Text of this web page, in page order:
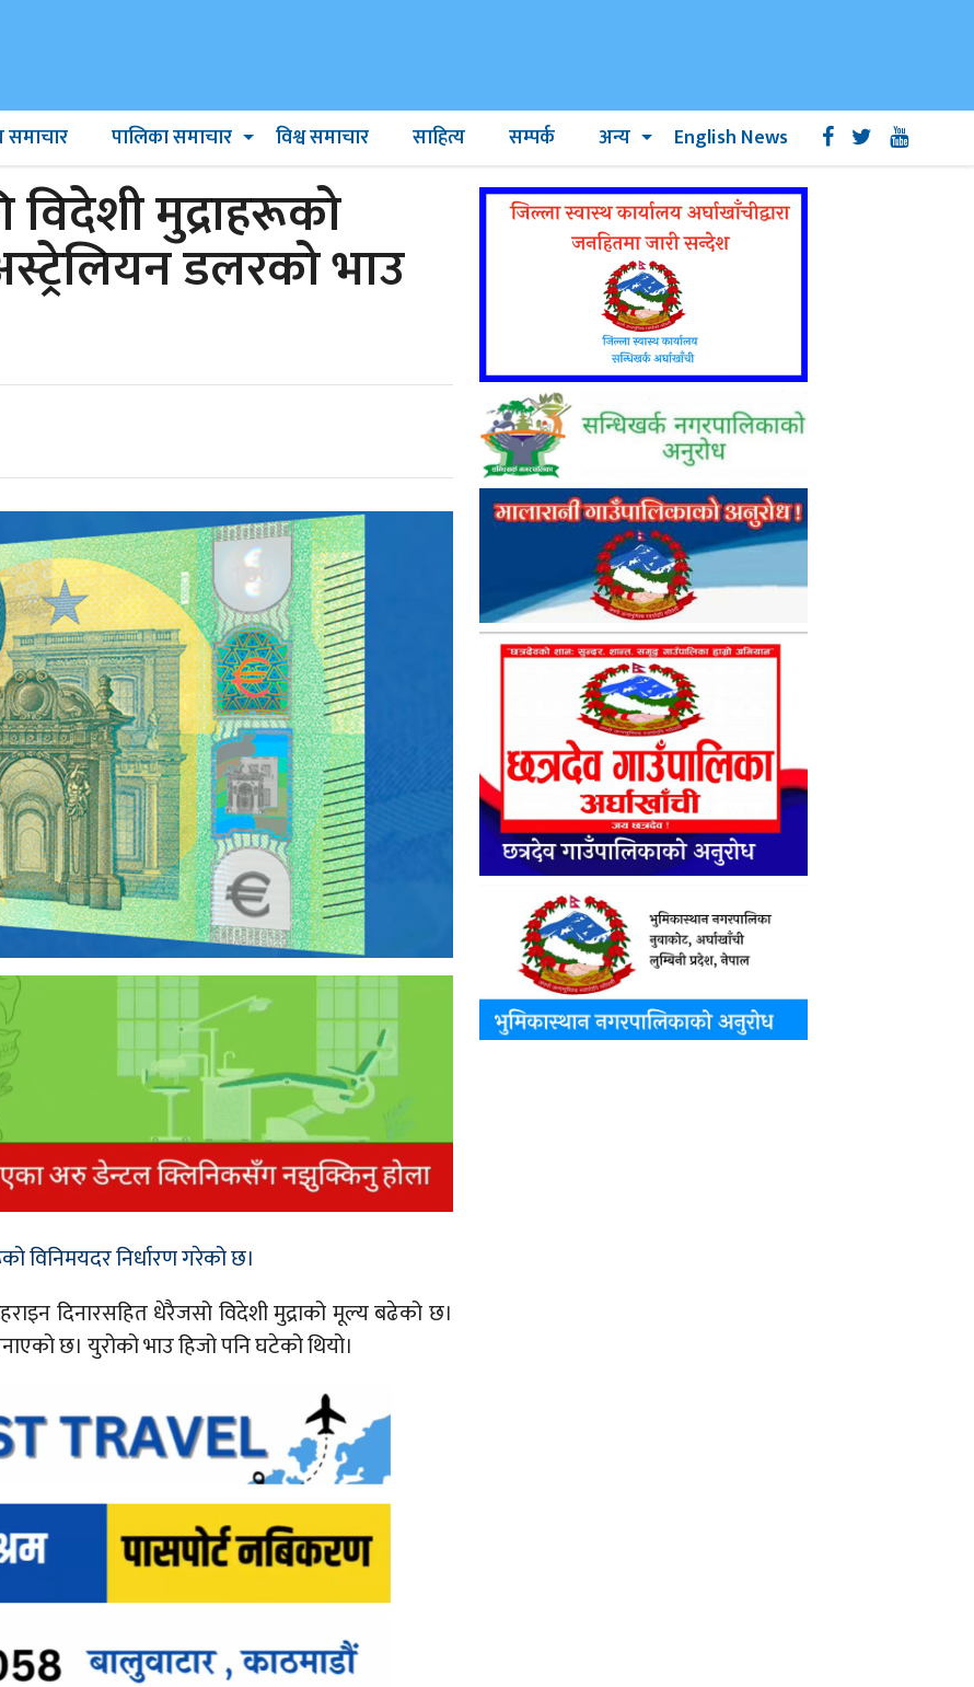
समाचार पालिका समाचार विश्व समाचार साहित्य सम्पर्क अन्य English News
मुद्राहरूको
डलरको भाउ
विनिमयदर निर्धारण गरेको छ।
दिनारसहित धेरैजसो विदेशी मुद्राको मूल्य बढेको छ।
छ। युरोको भाउ हिजो पनि घटेको थियो।